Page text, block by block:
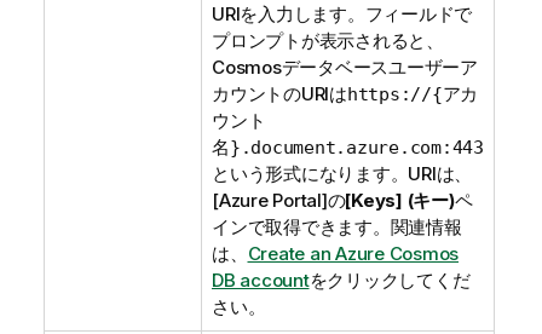
URIを入力します。フィールドで
プロンプトが表示されると、
Cosmosデータベースユーザーア
カウントのURIはhttps://{アカ
ウント
名}.document.azure.com:443
という形式になります。URIは、
[Azure Portal]の[Keys] (キー)ペ
インで取得できます。関連情報
は、 Create an Azure Cosmos
DB accountをクリックしてくだ
さい。